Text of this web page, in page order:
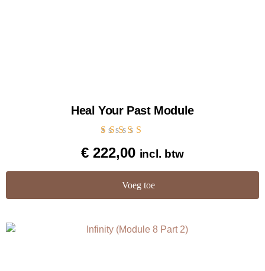
Heal Your Past Module
5.00
uit 5
€222,00 incl. btw
Voeg toe